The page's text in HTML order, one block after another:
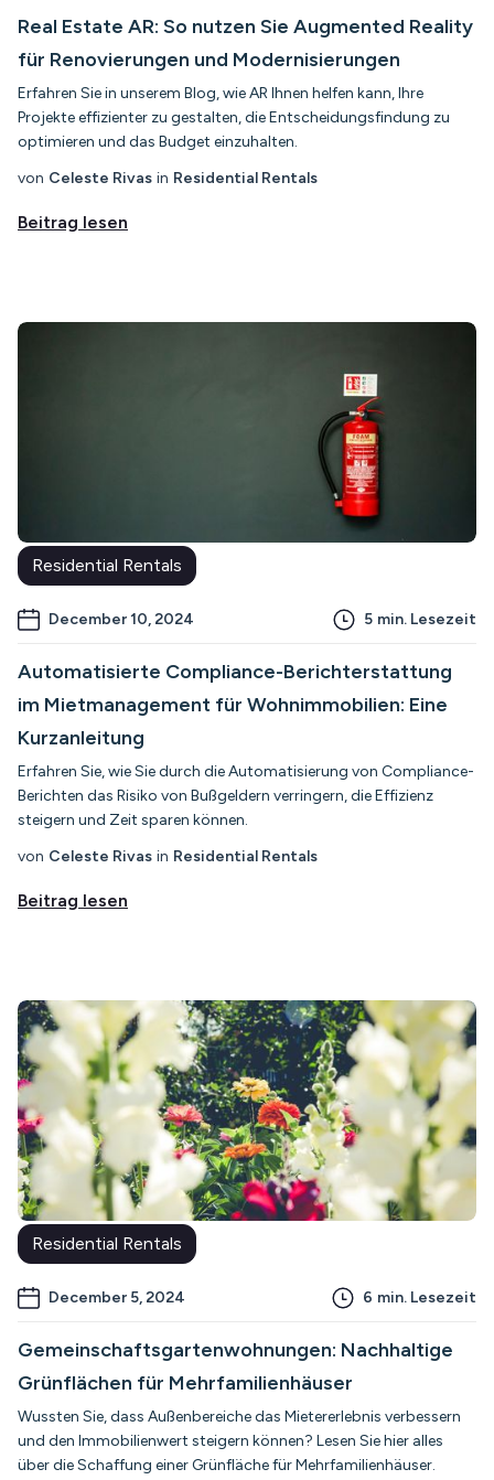
Real Estate AR: So nutzen Sie Augmented Reality
für Renovierungen und Modernisierungen
Erfahren Sie in unserem Blog, wie AR Ihnen helfen kann, Ihre
Projekte effizienter zu gestalten, die Entscheidungsfindung zu
optimieren und das Budget einzuhalten.
von Celeste Rivas in Residential Rentals
Beitrag lesen
Residential Rentals
December 10, 2024 5 min. Lesezeit
Automatisierte Compliance-Berichterstattung
im Mietmanagement für Wohnimmobilien: Eine
Kurzanleitung
Erfahren Sie, wie Sie durch die Automatisierung von Compliance-
Berichten das Risiko von Bußgeldern verringern, die Effizienz
steigern und Zeit sparen können.
von Celeste Rivas in Residential Rentals
Beitrag lesen
Residential Rentals
December 5, 2024 6 min. Lesezeit
Gemeinschaftsgartenwohnungen: Nachhaltige
Grünflächen für Mehrfamilienhäuser
Wussten Sie, dass Außenbereiche das Mietererlebnis verbessern
und den Immobilienwert steigern können? Lesen Sie hier alles
über die Schaffung einer Grünfläche für Mehrfamilienhäuser.